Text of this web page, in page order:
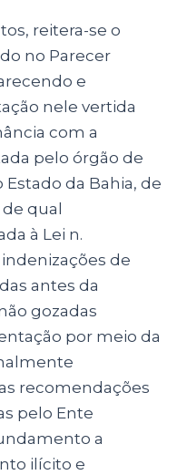
reitera-se o
no Parecer
e
nele vertida
com a
pelo órgão de
da Bahia, de
qual
à Lei n.
indenizações de
antes da
gozadas
por meio da
recomendações
pelo Ente
a
ilícito e